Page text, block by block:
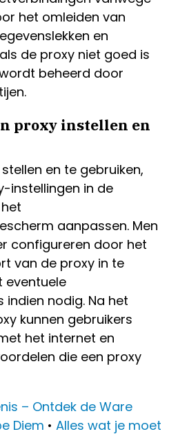
het omleiden van
en
de proxy niet goed is
beheerd door
proxy instellen en
en te gebruiken,
instellingen in de
aanpassen. Men
configureren door het
van de proxy in te
eventuele
nodig. Na het
kunnen gebruikers
het internet en
die een proxy
– Ontdek de Ware
Diem • Alles wat je moet